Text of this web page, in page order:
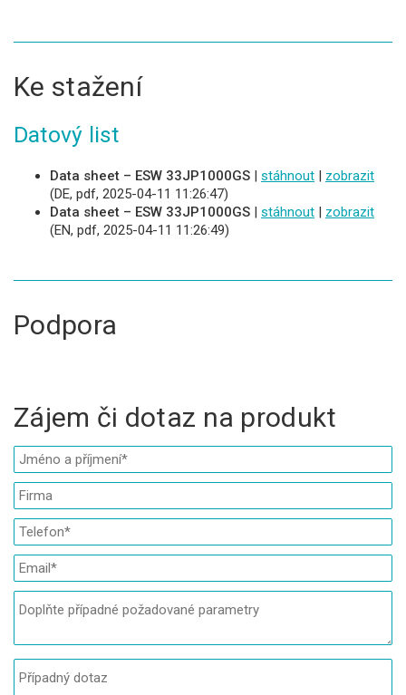
Ke stažení
Datový list
Data sheet – ESW 33JP1000GS stáhnout
zobrazit
(DE, pdf, 2025-04-11 11:26:47)
Data sheet – ESW 33JP1000GS
stáhnout
zobrazit
(EN, pdf, 2025-04-11 11:26:49)
Podpora
Zájem či dotaz na produkt